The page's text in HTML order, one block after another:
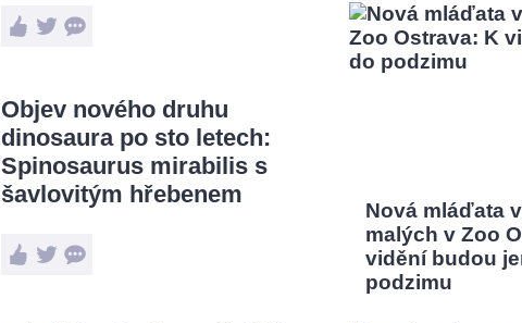
Objev nového druhu
dinosaura po sto letech:
Spinosaurus mirabilis s
šavlovitým hřebenem
Nová mláďata
malých v Zoo
vidění budou
podzimu